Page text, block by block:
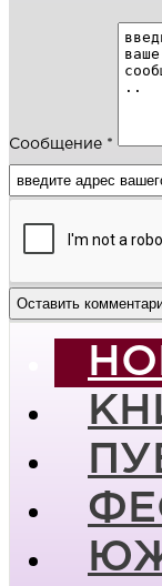
Сообщение *